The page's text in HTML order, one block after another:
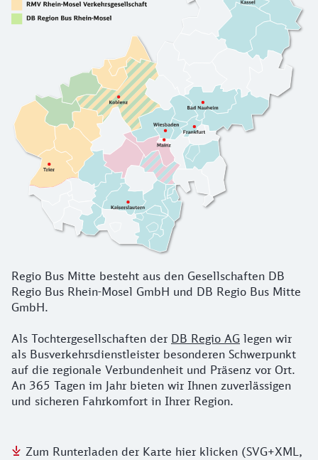
Regio Bus Mitte besteht aus den Gesellschaften DB
Regio Bus Rhein-Mosel GmbH und DB Regio Bus Mitte
GmbH.
Als Tochtergesellschaften der DB Regio AG legen wir
als Busverkehrsdienstleister besonderen Schwerpunkt
auf die regionale Verbundenheit und Präsenz vor Ort.
An 365 Tagen im Jahr bieten wir Ihnen zuverlässigen
und sicheren Fahrkomfort in Ihrer Region.
Zum Runterladen der Karte hier klicken (SVG+XML,